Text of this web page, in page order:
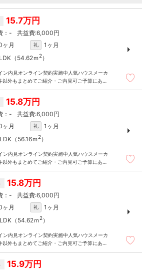
15.7万円
- 6,000円
ヶ月 礼
1ヶ月
（54.62ｍ 2）
ン内見オンライン契約実施中人気ハウスメーカ
外もまとめてご紹介・ご内見可ご予算にあっ
15.8万円
- 6,000円
ヶ月 礼
1ヶ月
（56.16ｍ 2）
ン内見オンライン契約実施中人気ハウスメーカ
外もまとめてご紹介・ご内見可ご予算にあっ
15.8万円
- 6,000円
ヶ月 礼
1ヶ月
（54.62ｍ 2）
ン内見オンライン契約実施中人気ハウスメーカ
外もまとめてご紹介・ご内見可ご予算にあっ
15.9万円